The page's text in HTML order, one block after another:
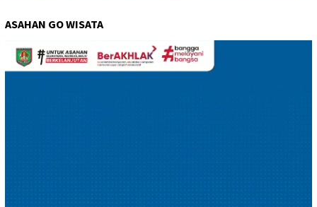
ASAHAN GO WISATA
Pemutar
Video